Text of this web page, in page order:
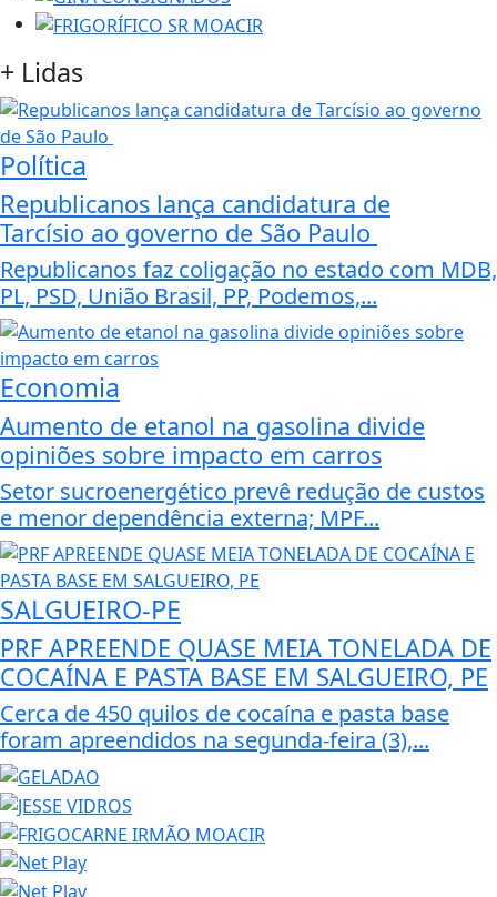
+ Lidas
Política
Republicanos lança candidatura de
Tarcísio ao governo de São Paulo
Republicanos faz coligação no estado com MDB,
PL, PSD, União Brasil, PP, Podemos,...
Economia
Aumento de etanol na gasolina divide
opiniões sobre impacto em carros
Setor sucroenergético prevê redução de custos
e menor dependência externa; MPF...
SALGUEIRO-PE
PRF APREENDE QUASE MEIA TONELADA DE
COCAÍNA E PASTA BASE EM SALGUEIRO, PE
Cerca de 450 quilos de cocaína e pasta base
foram apreendidos na segunda-feira (3),...